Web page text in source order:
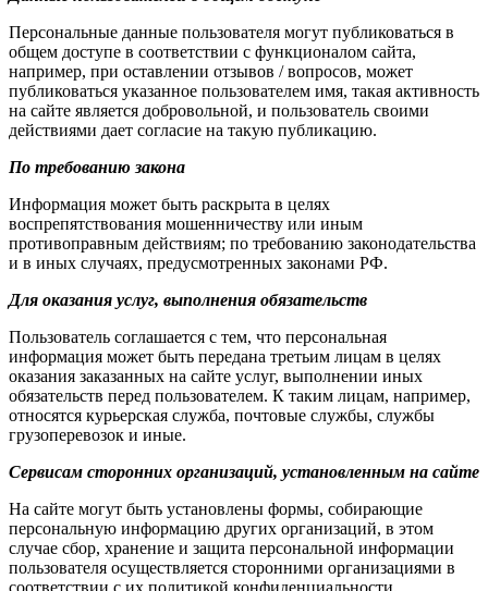
Персональные данные пользователя могут публиковаться в
общем доступе в соответствии с функционалом сайта,
например, при оставлении отзывов / вопросов, может
публиковаться указанное пользователем имя, такая активность
на сайте является добровольной, и пользователь своими
действиями дает согласие на такую публикацию.
По требованию закона
Информация может быть раскрыта в целях
воспрепятствования мошенничеству или иным
противоправным действиям; по требованию законодательства
и в иных случаях, предусмотренных законами РФ.
Для оказания услуг, выполнения обязательств
Пользователь соглашается с тем, что персональная
информация может быть передана третьим лицам в целях
оказания заказанных на сайте услуг, выполнении иных
обязательств перед пользователем. К таким лицам, например,
относятся курьерская служба, почтовые службы, службы
грузоперевозок и иные.
Сервисам сторонних организаций, установленным на сайте
На сайте могут быть установлены формы, собирающие
персональную информацию других организаций, в этом
случае сбор, хранение и защита персональной информации
пользователя осуществляется сторонними организациями в
соответствии с их политикой конфиденциальности.